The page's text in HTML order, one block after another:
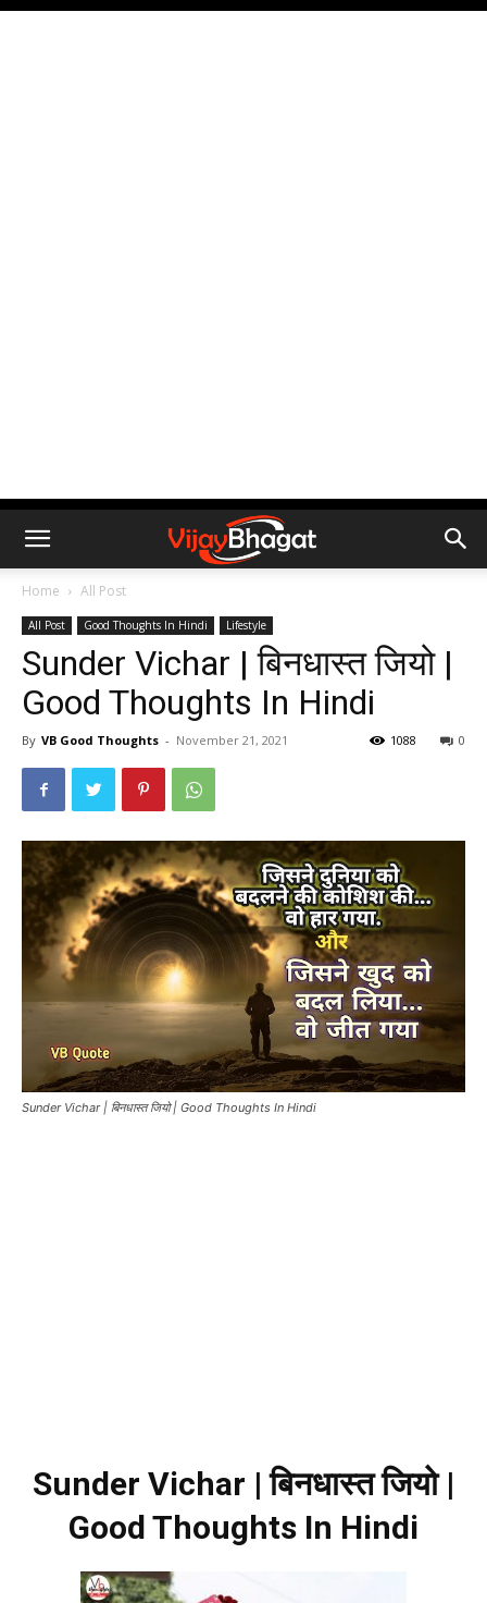
Home All Post
All Post Good Thoughts In Hindi Lifestyle
Sunder Vichar | बिनधास्त जियो |
Good Thoughts In Hindi
By VB Good Thoughts - November 21, 2021 0
1088
Sunder Vichar | बिनधास्त जियो | Good Thoughts In Hindi
Sunder Vichar | बिनधास्त जियो |
Good Thoughts In Hindi